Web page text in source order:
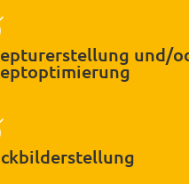
und/